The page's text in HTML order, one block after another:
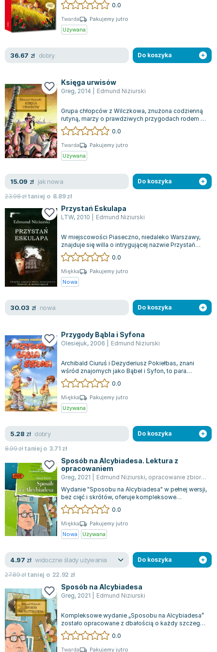
Zygmunt Freud
Agata Passent
Michel Moran
Maciej Orłoś
Jo Nesbo
Antoine de Saint Exupery
Lew Tołstoj
Mark Twain
Marcin Meller
Paulina Młynarska
ks. Piotr Pawlukiewicz
Jarosław Sokołowski
Piotr Latocha
Michael Scott
Piotr Semka
Jarosław Iwaszkiewicz
Joseph Murphy
Jan Sztaudynger
Aleksander Puszkin
Oscar Wilde
Małgorzata Ohme
Maddie Ziegler
Leszek Czarnecki
Joanna Racewicz
Janina Zającówna
Eric Helms
Anna Prus (oprac.)
Nela Mała Reporterka
Agnieszka Maciąg
Barbara Wrzesińska
Terry Pratchett
Virginia Woolf
Lorraine Warren
Ajahn Brahm
Lucinda Riley
Jacek Walkiewicz
0.0
Twarda
Pakujemy jutro
Używana
36.67 zł dobry Do koszyka
Księga urwisów
Greg, 2014 Edmund Niziurski
Grupa chłopców z Wilczkowa, znużona codzienną
rutyną, marzy o prawdziwych przygodach rodem z
filmów. Wkrótce ich pragnienia zaczyn...
0.0
Twarda
Pakujemy jutro
Używana
15.09 zł jak nowa
23.98złtaniej o 8.89zł
Do koszyka
Przystań Eskulapa
LTW, 2010 Edmund Niziurski
W miejscowości Piaseczno, niedaleko Warszawy,
znajduje się willa o intrygującej nazwie Przystań
Eskulapa, która stała się centrum...
0.0
Miękka
Pakujemy jutro
Nowa
30.03 zł nowa Do koszyka
Przygody Bąbla i Syfona
Olesiejuk, 2006 Edmund Niziurski
Archibald Ciuruś i Dezyderiusz Pokiełbas, znani
wśród znajomych jako Bąbel i Syfon, to para
szkolnych przyjaciół z wyjątkową pasją...
0.0
Miękka
Pakujemy jutro
Używana
5.28 zł dobry
8.99złtaniej o3.71 zł
Do koszyka
Sposób na Alcybiadesa. Lektura z
opracowaniem
Greg, 2021 Edmund Niziurski, opracowanie zbiorowe
Wydanie "Sposobu na Alcybiadesa" w pełnej wersji,
bez cięć i skrótów, oferuje kompleksowe
omówienie treści i pomoc w nauce. Znajdz...
0.0
Miękka
Pakujemy jutro
Nowa
Używana
4.97 zł widoczne ślady używania
27.89złtaniej o 22.92 zł
Do koszyka
Sposób na Alcybiadesa
Greg, 2021 Edmund Niziurski
Kompleksowe wydanie „Sposobu na Alcybiadesa”
zostało opracowane z dbałością o każdy szczegół,
nie pomijając ani fragmentu treści....
0.0
Twarda Pakujemy jutro